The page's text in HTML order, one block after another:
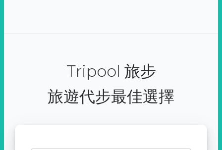
Tripool 旅步
旅遊代步最佳選擇